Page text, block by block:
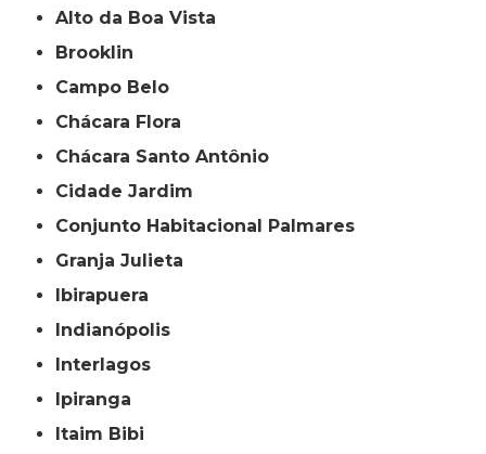
Alto da Boa Vista
Brooklin
Campo Belo
Chácara Flora
Chácara Santo Antônio
Cidade Jardim
Conjunto Habitacional Palmares
Granja Julieta
Ibirapuera
Indianópolis
Interlagos
Ipiranga
Itaim Bibi